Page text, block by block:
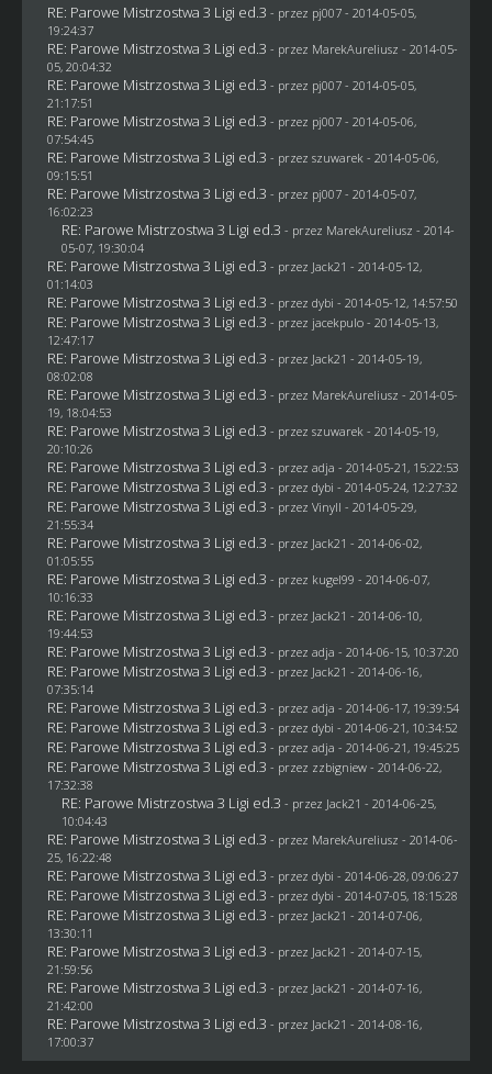
RE: Parowe Mistrzostwa 3 Ligi ed.3 - przez pj007- 2014-05-05,
19:24:37
RE: Parowe Mistrzostwa 3 Ligi ed.3 - przez MarekAureliusz - 2014-05-
05, 20:04:32
RE: Parowe Mistrzostwa 3 Ligi ed.3 - przez pj007- 2014-05-05,
21:17:51
RE: Parowe Mistrzostwa 3 Ligi ed.3 - przez pj007- 2014-05-06,
07:54:45
RE: Parowe Mistrzostwa 3 Ligi ed.3 - przez szuwarek - 2014-05-06,
09:15:51
RE: Parowe Mistrzostwa 3 Ligi ed.3 - przez pj007- 2014-05-07,
16:02:23
RE: Parowe Mistrzostwa 3 Ligi ed.3 - przez MarekAureliusz - 2014-
05-07, 19:30:04
RE: Parowe Mistrzostwa 3 Ligi ed.3 - przez Jack21 - 2014-05-12,
01:14:03
RE: Parowe Mistrzostwa 3 Ligi ed.3 - przez dybi - 2014-05-12, 14:57:50
RE: Parowe Mistrzostwa 3 Ligi ed.3 - przez jacekpulo- 2014-05-13,
12:47:17
RE: Parowe Mistrzostwa 3 Ligi ed.3 - przez Jack21 - 2014-05-19,
08:02:08
RE: Parowe Mistrzostwa 3 Ligi ed.3 - przez MarekAureliusz - 2014-05-
19, 18:04:53
RE: Parowe Mistrzostwa 3 Ligi ed.3 - przez szuwarek - 2014-05-19,
20:10:26
RE: Parowe Mistrzostwa 3 Ligi ed.3 - przez adja - 2014-05-21, 15:22:53
RE: Parowe Mistrzostwa 3 Ligi ed.3 - przez dybi - 2014-05-24, 12:27:32
RE: Parowe Mistrzostwa 3 Ligi ed.3 - przez Vinyll - 2014-05-29,
21:55:34
RE: Parowe Mistrzostwa 3 Ligi ed.3 - przez Jack21 - 2014-06-02,
01:05:55
RE: Parowe Mistrzostwa 3 Ligi ed.3 - przez kugel99 - 2014-06-07,
10:16:33
RE: Parowe Mistrzostwa 3 Ligi ed.3 - przez Jack21 - 2014-06-10,
19:44:53
RE: Parowe Mistrzostwa 3 Ligi ed.3 - przez adja - 2014-06-15, 10:37:20
RE: Parowe Mistrzostwa 3 Ligi ed.3 - przez Jack21 - 2014-06-16,
07:35:14
RE: Parowe Mistrzostwa 3 Ligi ed.3 - przez adja - 2014-06-17, 19:39:54
RE: Parowe Mistrzostwa 3 Ligi ed.3 - przez dybi - 2014-06-21, 10:34:52
RE: Parowe Mistrzostwa 3 Ligi ed.3 - przez adja - 2014-06-21, 19:45:25
RE: Parowe Mistrzostwa 3 Ligi ed.3 - przez zzbigniew- 2014-06-22,
17:32:38
RE: Parowe Mistrzostwa 3 Ligi ed.3 - przez Jack21 - 2014-06-25,
10:04:43
RE: Parowe Mistrzostwa 3 Ligi ed.3 - przez MarekAureliusz - 2014-06-
25, 16:22:48
RE: Parowe Mistrzostwa 3 Ligi ed.3 - przez dybi - 2014-06-28, 09:06:27
RE: Parowe Mistrzostwa 3 Ligi ed.3 - przez dybi - 2014-07-05, 18:15:28
RE: Parowe Mistrzostwa 3 Ligi ed.3 - przez Jack21 - 2014-07-06,
13:30:11
RE: Parowe Mistrzostwa 3 Ligi ed.3 - przez Jack21 - 2014-07-15,
21:59:56
RE: Parowe Mistrzostwa 3 Ligi ed.3 - przez Jack21 - 2014-07-16,
21:42:00
RE: Parowe Mistrzostwa 3 Ligi ed.3 - przez Jack21 - 2014-08-16,
17:00:37